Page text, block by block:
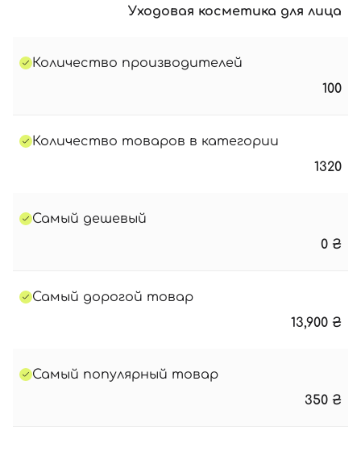
Уходовая косметика для лица
Количество производителей
100
Количество товаров в категории
1320
Самый дешевый
0 ₴
Самый дорогой товар
13,900 ₴
Самый популярный товар
350 ₴